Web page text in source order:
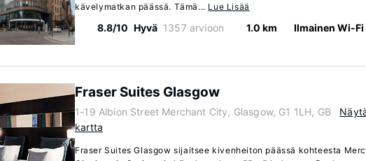
kävelymatkan päässä. Tämä... Lue Lisää
8.8/10 Hyvä 1357 arvioon 1.0 km Ilmainen Wi-Fi
Fraser Suites Glasgow
1-19 Albion Street Merchant City, Glasgow, G1 1LH, GB
kartta
Fraser Suites Glasgow sijaitsee kivenheiton päässä kohteesta